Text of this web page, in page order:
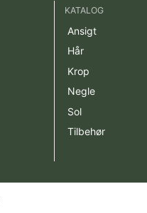
KATALOG
Ansigt
Hår
Krop
Negle
Sol
Tilbehør